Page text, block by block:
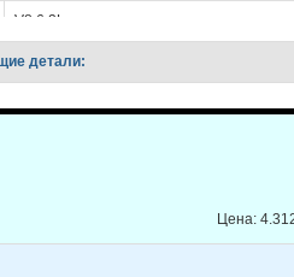
V8 6.2L
V8 6.0L HYBRID - ELECTRIC/GAS
V8 6.0L HYBRID - ELECTRIC/GAS
детали:
Цена: